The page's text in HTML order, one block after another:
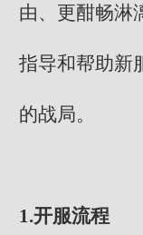
由、更酣畅淋
指导和帮助新
的战局。
1.开服流程